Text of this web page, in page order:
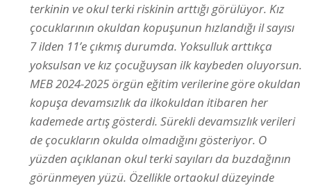
terkinin ve okul terki riskinin arttığı görülüyor. Kız
çocuklarının okuldan kopuşunun hızlandığı il sayısı
7 ilden 11’e çıkmış durumda. Yoksulluk arttıkça
yoksulsan ve kız çocuğuysan ilk kaybeden oluyorsun.
MEB 2024-2025 örgün eğitim verilerine göre okuldan
kopuşa devamsızlık da ilkokuldan itibaren her
kademede artış gösterdi. Sürekli devamsızlık verileri
de çocukların okulda olmadığını gösteriyor. O
yüzden açıklanan okul terki sayıları da buzdağının
görünmeyen yüzü. Özellikle ortaokul düzeyinde